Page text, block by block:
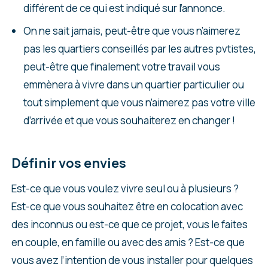
différent de ce qui est indiqué sur l’annonce.
On ne sait jamais, peut-être que vous n’aimerez
pas les quartiers conseillés par les autres pvtistes,
peut-être que finalement votre travail vous
emmènera à vivre dans un quartier particulier ou
tout simplement que vous n’aimerez pas votre ville
d’arrivée et que vous souhaiterez en changer !
Définir vos envies
Est-ce que vous voulez vivre seul ou à plusieurs ?
Est-ce que vous souhaitez être en colocation avec
des inconnus ou est-ce que ce projet, vous le faites
en couple, en famille ou avec des amis ? Est-ce que
vous avez l’intention de vous installer pour quelques